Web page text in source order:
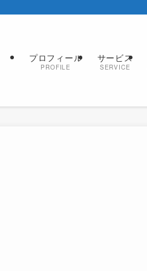
プロフィール
PROFILE
サービス
SERVICE